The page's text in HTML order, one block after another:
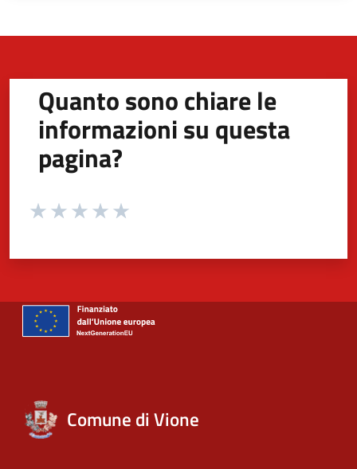
Quanto sono chiare le
informazioni su questa
pagina?
Valuta da 1 a 5 stelle la pagina
Comune di Vione